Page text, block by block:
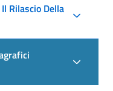
Rilascio Della